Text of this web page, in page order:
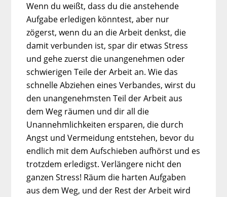
Wenn du weißt, dass du die anstehende
Aufgabe erledigen könntest, aber nur
zögerst, wenn du an die Arbeit denkst, die
damit verbunden ist, spar dir etwas Stress
und gehe zuerst die unangenehmen oder
schwierigen Teile der Arbeit an. Wie das
schnelle Abziehen eines Verbandes, wirst du
den unangenehmsten Teil der Arbeit aus
dem Weg räumen und dir all die
Unannehmlichkeiten ersparen, die durch
Angst und Vermeidung entstehen, bevor du
endlich mit dem Aufschieben aufhörst und es
trotzdem erledigst. Verlängere nicht den
ganzen Stress! Räum die harten Aufgaben
aus dem Weg, und der Rest der Arbeit wird